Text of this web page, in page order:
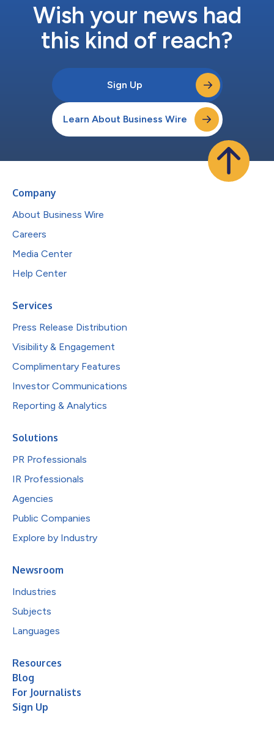
Wish your news had
this kind of reach?
Sign Up
Learn About Business Wire
Company
About Business Wire
Careers
Media Center
Help Center
Services
Press Release Distribution
Visibility & Engagement
Complimentary Features
Investor Communications
Reporting & Analytics
Solutions
PR Professionals
IR Professionals
Agencies
Public Companies
Explore by Industry
Newsroom
Industries
Subjects
Languages
Resources
Blog
For Journalists
Sign Up